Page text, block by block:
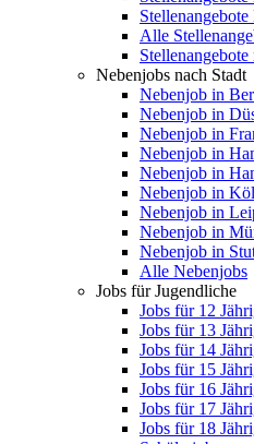
Alle
Nebenjobs nach Stadt
Nebenjob in
Nebenjob in
Nebenjob in
Nebenjob in
Nebenjob in
Nebenjob in
Nebenjob in
Nebenjob in
Nebenjob in
Alle Nebenjobs
Jobs für Jugendliche
Jobs für 12
Jobs für 13
Jobs für 14
Jobs für 15
Jobs für 16
Jobs für 17
Jobs für 18